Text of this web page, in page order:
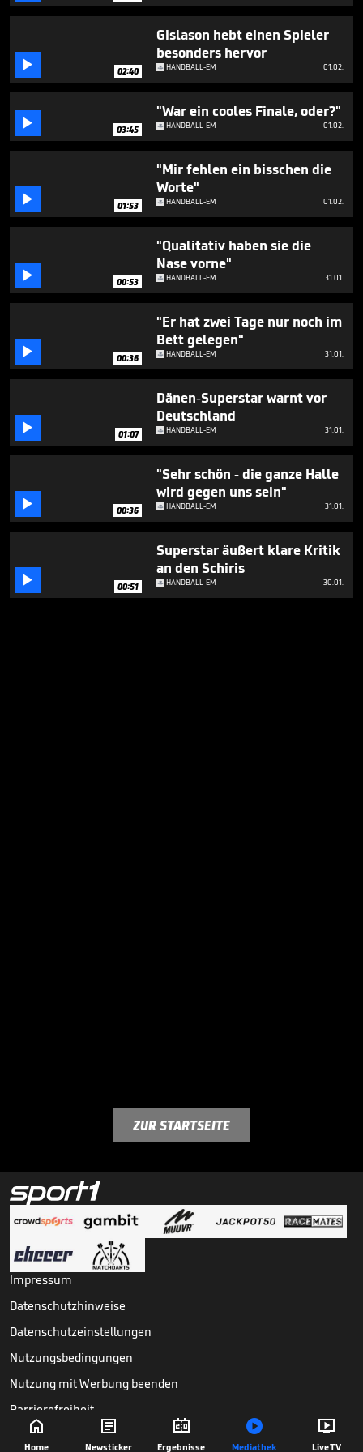
minutes,
12
 02:40
Gislason hebt einen Spieler
besonders hervor
HANDBALL-EM 01.02.
 03:45
"War ein cooles Finale, oder?"
HANDBALL-EM 01.02.
 01:53
"Mir fehlen ein bisschen die
Worte"
HANDBALL-EM 01.02.
 00:53
"Qualitativ haben sie die
Nase vorne"
HANDBALL-EM 31.01.
 00:36
"Er hat zwei Tage nur noch im
Bett gelegen"
HANDBALL-EM 31.01.
 01:07
Dänen-Superstar warnt vor
Deutschland
HANDBALL-EM 31.01.
 00:36
"Sehr schön - die ganze Halle
wird gegen uns sein"
HANDBALL-EM 31.01.
 00:51
Superstar äußert klare Kritik
an den Schiris
HANDBALL-EM 30.01.

Home

Newsticker

Ergebnisse

Mediathek

Live TV
ZUR STARTSEITE
Impressum
Datenschutzhinweise
Datenschutzeinstellungen
Nutzungsbedingungen
Nutzung mit Werbung beenden
Barrierefreiheit
Copyright © Sport1 GmbH. Alle Rechte vorbehalten.